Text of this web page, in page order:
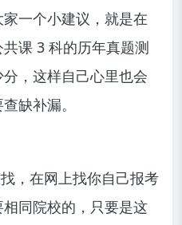
一个小建议，就是在
课 3 科的历年真题测
，这样自己心里也会
缺补漏。
，在网上找你自己报考
同院校的，只要是这